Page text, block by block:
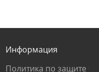
Информация
Политика по защите